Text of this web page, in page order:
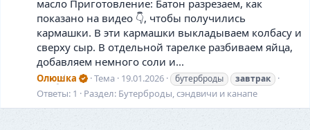
масло Приготовление: Батон разрезаем, как
показано на видео 👇, чтобы получились
кармашки. В эти кармашки выкладываем колбасу и
сверху сыр. В отдельной тарелке разбиваем яйца,
добавляем немного соли и...
Олюшка Тема 19.01.2026 бутерброды завтрак
Ответы: 1 Раздел: Бутерброды, сэндвичи и канапе